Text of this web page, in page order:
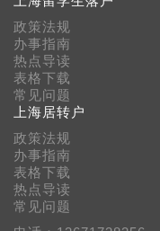
政策法规
办事指南
热点导读
表格下载
常见问题
上海居转户
政策法规
办事指南
表格下载
热点导读
常见问题